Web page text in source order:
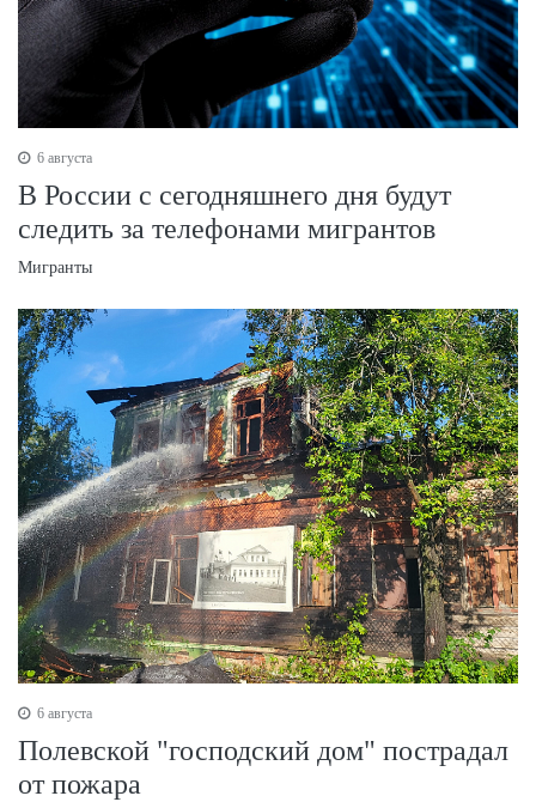
6 августа
В России с сегодняшнего дня будут
следить за телефонами мигрантов
Мигранты
6 августа
Полевской "господский дом" пострадал
от пожара